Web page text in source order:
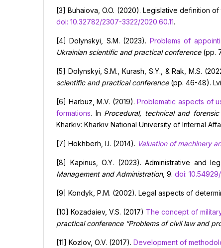
[3] Buhaiova, O.O. (2020). Legislative definition
doi: 10.32782/2307-3322/2020.60.11.
[4] Dolynskyi, S.M. (2023). Problems of
Ukrainian scientific and practical conference(pp.
[5] Dolynskyi, S.M., Kurash, S.Y., & Rak, M.S.
scientific and practical conference(pp. 46-48).
[6] Harbuz, M.V. (2019).Problematic aspects of
formations. In Procedural, technical and
Kharkiv: Kharkiv National University of Internal
[7] Hokhberh, I.I. (2014). Valuation of machinery
[8] Kapinus, O.Y. (2023). Administrative and
Management and Administration, 9. doi:
[9] Kondyk, P.M. (2002). Legal aspects of
[10] Kozadaiev, V.S. (2017) The concept of
practical conference“Problems of civil law and
[11] Kozlov, O.V. (2017). Development of